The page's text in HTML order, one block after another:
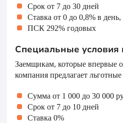
Срок от 7 до 30 дней
Ставка от 0 до 0,8% в день,
ПСК 292% годовых
Специальные условия
Заемщикам, которые впервые
компания предлагает
Сумма от 1 000 до 30 000
Срок от 7 до 10 дней
Ставка 0%